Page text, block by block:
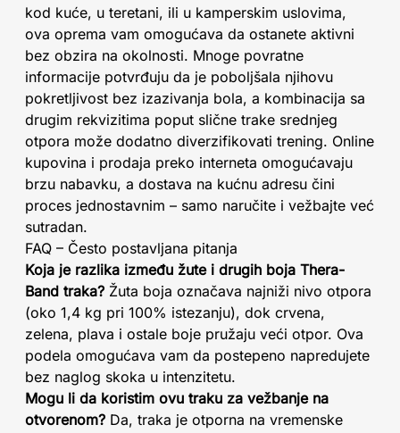
kod kuće, u teretani, ili u kamperskim uslovima,
ova oprema vam omogućava da ostanete aktivni
bez obzira na okolnosti. Mnoge povratne
informacije potvrđuju da je poboljšala njihovu
pokretljivost bez izazivanja bola, a kombinacija sa
drugim rekvizitima poput slične trake srednjeg
otpora može dodatno diverzifikovati trening. Online
kupovina i prodaja preko interneta omogućavaju
brzu nabavku, a dostava na kućnu adresu čini
proces jednostavnim – samo naručite i vežbajte već
sutradan.
FAQ – Često postavljana pitanja
Koja je razlika između žute i drugih boja Thera-
Band traka? Žuta boja označava najniži nivo otpora
(oko 1,4 kg pri 100% istezanju), dok crvena,
zelena, plava i ostale boje pružaju veći otpor. Ova
podela omogućava vam da postepeno napredujete
bez naglog skoka u intenzitetu.
Mogu li da koristim ovu traku za vežbanje na
otvorenom? Da, traka je otporna na vremenske